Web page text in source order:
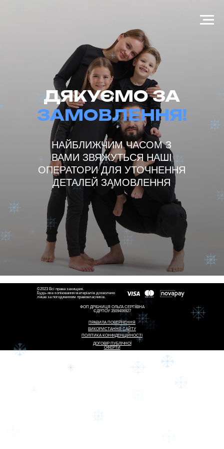
НАЙБЛИЖЧИМ ЧАСОМ З
ВАМИ ЗВЯЖУТЬСЯ НАШІ
ОПЕРАТОРИ ДЛЯ УТОЧНЕННЯ
ДЕТАЛЕЙ ЗАМОВЛЕННЯ
ДЯКУЄМОЗА
ЗАМОВЛЕННЯ!
©2023 Всі права захищені.
Будь-яке копіювання матеріалів дозволено
лише за погодженням правовласників.
ФОП ДРІБНИЦЯ ОЛЬГА СЕРГІЇВНА
ЄДРПОУ 3509406927
ПОЛІТИКА КОНФІДЕНЦІЙНОСТІ
ПРАВИЛА ПОВЕРНЕННЯ
ВИКОРИСТАННЯ САЙТУ
ДОГОВІР ПУБЛІЧНОЇ
ОФЕРТИ